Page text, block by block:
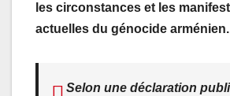
les circonstances et les
actuelles du génocide arménien.
Selon une déclaration